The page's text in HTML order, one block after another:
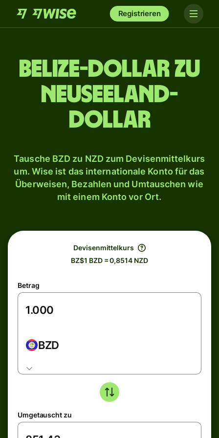
Registrieren
Belize-Dollar zu
Neuseeland-
Dollar
Tausche BZD zu NZD zum Devisenmittelkurs
um. Wise ist das internationale Konto für das
Überweisen, Bezahlen und Umtauschen wie
mit einem Konto vor Ort.
Devisenmittelkurs
BZ$1 BZD = 0,8514 NZD
Betrag
BZD
Umgetauscht zu